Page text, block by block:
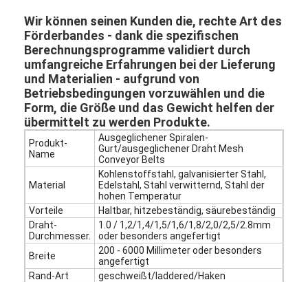
Wir können seinen Kunden die, rechte Art des
Förderbandes - dank die spezifischen
Berechnungsprogramme validiert durch
umfangreiche Erfahrungen bei der Lieferung
und Materialien - aufgrund von
Betriebsbedingungen vorzuwählen und die
Form, die Größe und das Gewicht helfen der
übermittelt zu werden Produkte.
Produkt-
Name
Ausgeglichener Spiralen-
Gurt/ausgeglichener Draht Mesh
Conveyor Belts
Material
Kohlenstoffstahl, galvanisierter Stahl,
Edelstahl, Stahl verwitternd, Stahl der
hohen Temperatur
Vorteile
Haltbar, hitzebeständig, säurebeständig
Draht-
Durchmesser.
1.0 / 1,2/1,4/1,5/1,6/1,8/2,0/2,5/2.8mm
oder besonders angefertigt
Breite
200 - 6000 Millimeter oder besonders
angefertigt
Rand-Art
geschweißt/laddered/Haken